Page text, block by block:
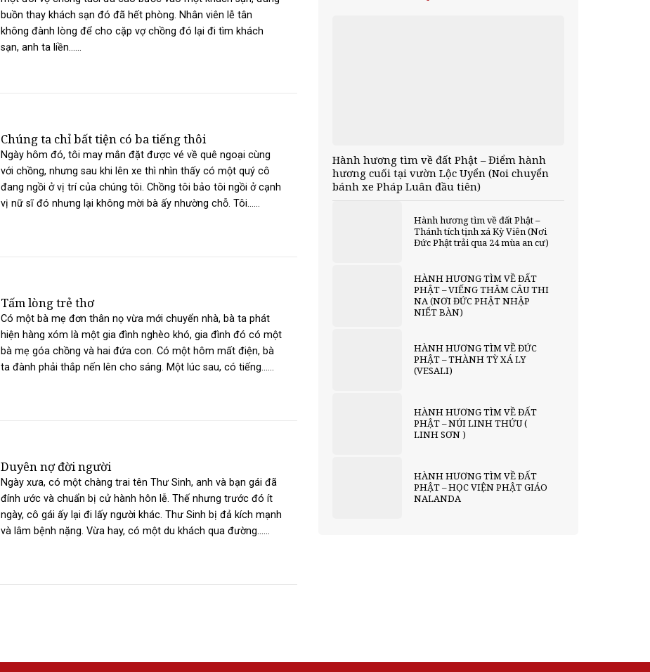
buồn thay khách sạn đó đã hết phòng. Nhân viên lễ tân
không đành lòng để cho cặp vợ chồng đó lại đi tìm khách
sạn, anh ta liền......
Chúng ta chỉ bất tiện có ba tiếng thôi
Ngày hôm đó, tôi may mắn đặt được vé về quê ngoại cùng
với chồng, nhưng sau khi lên xe thì nhìn thấy có một quý cô
đang ngồi ở vị trí của chúng tôi. Chồng tôi bảo tôi ngồi ở cạnh
vị nữ sĩ đó nhưng lại không mời bà ấy nhường chỗ. Tôi......
Tấm lòng trẻ thơ
Có một bà mẹ đơn thân nọ vừa mới chuyển nhà, bà ta phát
hiện hàng xóm là một gia đình nghèo khó, gia đình đó có một
bà mẹ góa chồng và hai đứa con. Có một hôm mất điện, bà
ta đành phải thắp nến lên cho sáng. Một lúc sau, có tiếng......
Duyên nợ đời người
Ngày xưa, có một chàng trai tên Thư Sinh, anh và bạn gái đã
đính ước và chuẩn bị cử hành hôn lễ. Thế nhưng trước đó ít
ngày, cô gái ấy lại đi lấy người khác. Thư Sinh bị đả kích mạnh
và lâm bệnh nặng. Vừa hay, có một du khách qua đường......
Hành hương tìm về đất Phật – Điểm hành
hương cuối tại vườn Lộc Uyển (Noi chuyển
bánh xe Pháp Luân đầu tiên)
Hành hương tìm về đất Phật –
Thánh tích tịnh xá Kỳ Viên (Nơi
Đức Phật trải qua 24 mùa an cư)
HÀNH HƯƠNG TÌM VỀ ĐẤT
PHẬT – VIẾNG THĂM CÂU THI
NA (NƠI ĐỨC PHẬT NHẬP
NIẾT BÀN)
HÀNH HƯƠNG TÌM VỀ ĐỨC
PHẬT – THÀNH TỲ XÁ LY
(VESALI)
HÀNH HƯƠNG TÌM VỀ ĐẤT
PHẬT – NÚI LINH THỨU (
LINH SƠN )
HÀNH HƯƠNG TÌM VỀ ĐẤT
PHẬT – HỌC VIỆN PHẬT GIÁO
NALANDA